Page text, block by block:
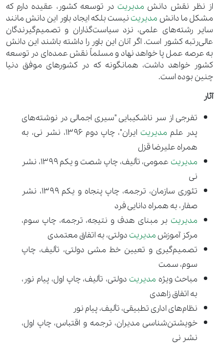
از نظر نقش دانش مدیریت در توسعه کشور، عقیده دارم که
مشکل ما دانش مدیریت نیست بلکه ایجاد باور این دانش مانند
سایر رشته‌های علمی، نزد سیاست‌گذاران و تصمیم‌گیرندگان
عالی‌رتبه کشور است. اگر آنان این باور را داشته باشند این دانش
به عرصه عمل پا خواهد نهاد و مسلماً نقش عمده‌ای در توسعه
کشور خواهد داشت، همانگونه که در کشورهای موفق دنیا
چنین بوده است.
آثار
تفرجی از سر ناشکیبایی "سیری اجمالی در نوشته‌های
پدر علم مدیریت
ایران"، چاپ دوم 1396، نشر نی، به
همراه علیرضا قزل
مدیریت
عمومی، تألیف، چاپ شصت و یکم ۱۳۹۹، نشر
نی
تئوری سازمان، ترجمه، چاپ پنجاه و یکم ۱۳۹۹، نشر
صفار، به همراه دانایی فرد
مدیریت بر مبنای هدف و نتیجه، ترجمه، چاپ سوم،
مرکز آموزش مدیریت دولتی، به اتفاق معتمدی
تصمیم‌گیری و تعیین خط مشی دولتی، تألیف، چاپ
سوم، سمت
مباحث ویژه مدیریت دولتی، تألیف، چاپ اول، پیام نور،
به اتفاق زاهدی
نظام‌های اداری تطبیقی، تألیف، پیام نور
خویشتن‌شناسی مدیران، ترجمه و اقتباس، چاپ اول،
نشر نی